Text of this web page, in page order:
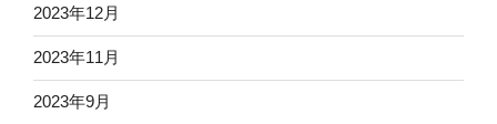
2023年12月
2023年11月
2023年9月